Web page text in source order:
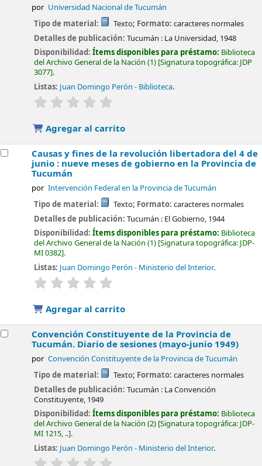
por Universidad Nacional de Tucumán
Tipo de material: Texto; Formato: caracteres normales
Detalles de publicación:Tucumán : La Universidad, 1948
Disponibilidad:Ítems disponibles para préstamo: Biblioteca
del Archivo General de la Nación (1) Signatura topográfica: JDP
3077 .
Listas: Juan Domingo Perón - Biblioteca.
valoración
Agregar al carrito
Causas y fines de la revolución libertadora del 4 de
junio : nueve meses de gobierno en la Provincia de
Tucumán
por Intervención Federal en la Provincia de Tucumán
Tipo de material: Texto; Formato: caracteres normales
Detalles de publicación:Tucumán : El Gobierno, 1944
Disponibilidad:Ítems disponibles para préstamo: Biblioteca
del Archivo General de la Nación (1) Signatura topográfica: JDP-
MI 0382 .
Listas: Juan Domingo Perón - Ministerio del Interior.
valoración
Agregar al carrito
Convención Constituyente de la Provincia de
Tucumán. Diario de sesiones (mayo-junio 1949)
por Convención Constituyente de la Provincia de Tucumán
Tipo de material: Texto; Formato: caracteres normales
Detalles de publicación:Tucumán : La Convención
Constituyente, 1949
Disponibilidad:Ítems disponibles para préstamo: Biblioteca
del Archivo General de la Nación (2) Signatura topográfica: JDP-
MI 1215, .. .
Listas: Juan Domingo Perón - Ministerio del Interior.
valoración